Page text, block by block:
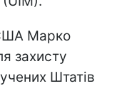
Марко
захисту
Штатів